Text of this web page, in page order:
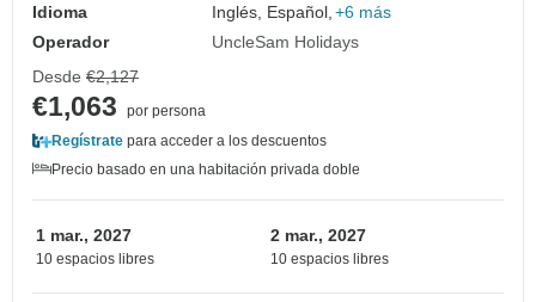
Idioma
Inglés, Español, +6 más
Operador
UncleSam Holidays
Desde €2,127
€1,063
por persona
Regístrate para acceder a los descuentos
Precio basado en una habitación privada doble
1 mar., 2027
10 espacios libres
2 mar., 2027
10 espacios libres